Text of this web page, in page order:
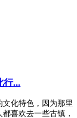
行...
化特色，因为那里
喜欢去一些古镇，